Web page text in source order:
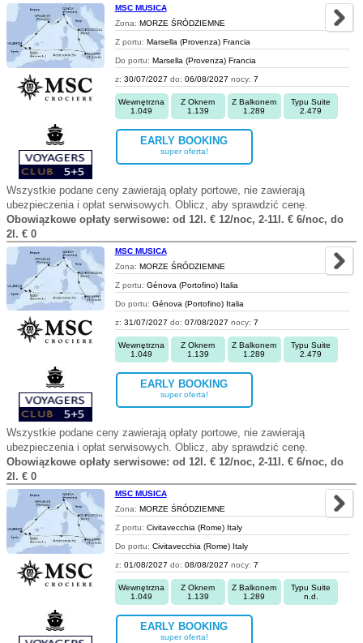
MSC MUSICA
Zona: MORZE ŚRÓDZIEMNE
Z portu: Marsella (Provenza) Francia
Do portu: Marsella (Provenza) Francia
z: 30/07/2027 do: 06/08/2027 nocy: 7
Wewnętrzna
1.049
Z Oknem
1.139
Z Balkonem
1.289
Typu Suite
2.479
EARLY BOOKING
super oferta!
Wszystkie podane ceny zawierają opłaty portowe, nie zawierają
ubezpieczenia i opłat serwisowych. Oblicz, aby sprawdzić cenę.
Obowiązkowe opłaty serwisowe: od 12l. € 12/noc, 2-11l. € 6/noc, do
2l. € 0
MSC MUSICA
Zona: MORZE ŚRÓDZIEMNE
Z portu: Génova (Portofino) Italia
Do portu: Génova (Portofino) Italia
z: 31/07/2027 do: 07/08/2027 nocy: 7
Wewnętrzna
1.049
Z Oknem
1.139
Z Balkonem
1.289
Typu Suite
2.479
EARLY BOOKING
super oferta!
Wszystkie podane ceny zawierają opłaty portowe, nie zawierają
ubezpieczenia i opłat serwisowych. Oblicz, aby sprawdzić cenę.
Obowiązkowe opłaty serwisowe: od 12l. € 12/noc, 2-11l. € 6/noc, do
2l. € 0
MSC MUSICA
Zona: MORZE ŚRÓDZIEMNE
Z portu: Civitavecchia (Rome) Italy
Do portu: Civitavecchia (Rome) Italy
z: 01/08/2027 do: 08/08/2027 nocy: 7
Wewnętrzna
1.049
Z Oknem
1.139
Z Balkonem
1.289
Typu Suite
n.d.
EARLY BOOKING
super oferta!